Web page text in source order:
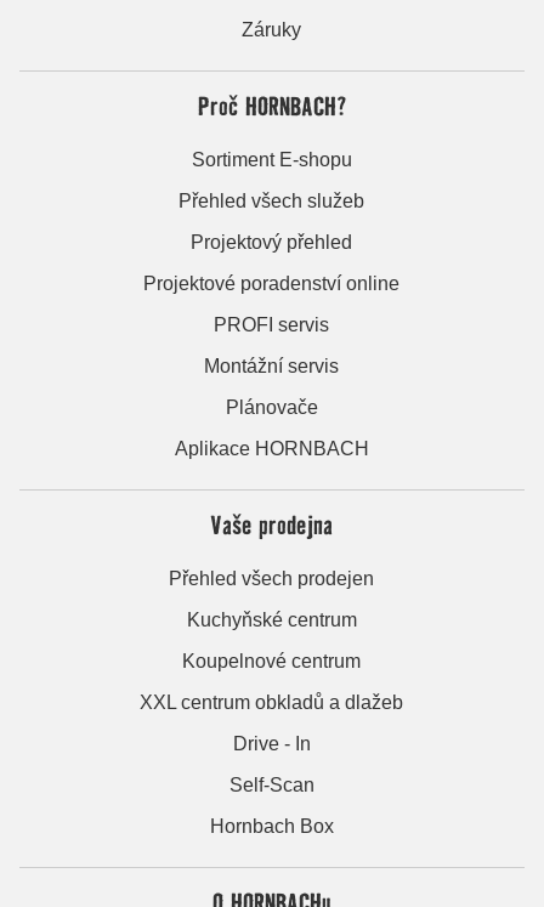
Záruky
Proč HORNBACH?
Sortiment E-shopu
Přehled všech služeb
Projektový přehled
Projektové poradenství online
PROFI servis
Montážní servis
Plánovače
Aplikace HORNBACH
Vaše prodejna
Přehled všech prodejen
Kuchyňské centrum
Koupelnové centrum
XXL centrum obkladů a dlažeb
Drive - In
Self-Scan
Hornbach Box